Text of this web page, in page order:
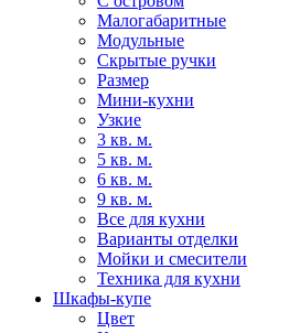
Малогабаритные
Модульные
Скрытые ручки
Размер
Мини-кухни
Узкие
3 кв. м.
5 кв. м.
6 кв. м.
9 кв. м.
Все для кухни
Варианты отделки
Мойки и смесители
Техника для кухни
Шкафы-купе
Цвет